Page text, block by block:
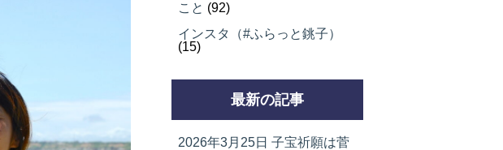
こと (92)
インスタ（#ふらっと銚子）
(15)
最新の記事
2026年3月25日 子宝祈願は菅